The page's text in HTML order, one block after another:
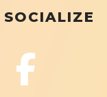
SOCIALIZE